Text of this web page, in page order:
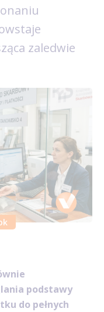
zaledwie
podstawy
do pełnych